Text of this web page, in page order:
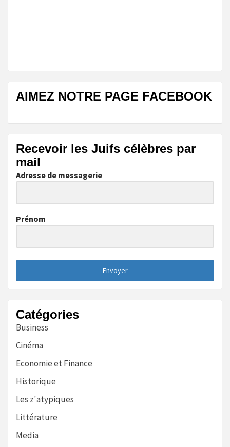
AIMEZ NOTRE PAGE FACEBOOK
Recevoir les Juifs célèbres par
mail
Adresse de messagerie
Prénom
Envoyer
Catégories
Business
Cinéma
Economie et Finance
Historique
Les z'atypiques
Littérature
Media